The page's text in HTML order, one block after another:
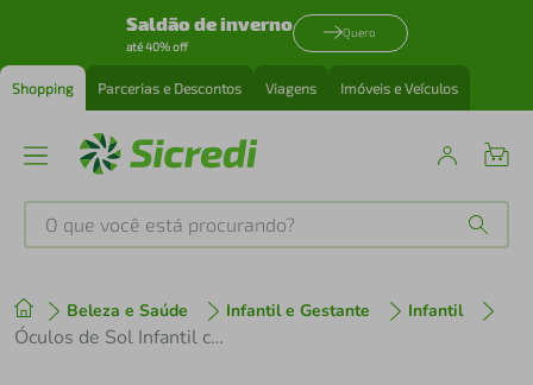
Saldão de inverno
até 40% off
Quero
Shopping Parcerias e Descontos Viagens Imóveis e Veículos
O que você está procurando?
Beleza e Saúde Infantil e Gestante Infantil
Óculos de Sol Infantil com Proteção UV Vermelho Buba
1º tenis